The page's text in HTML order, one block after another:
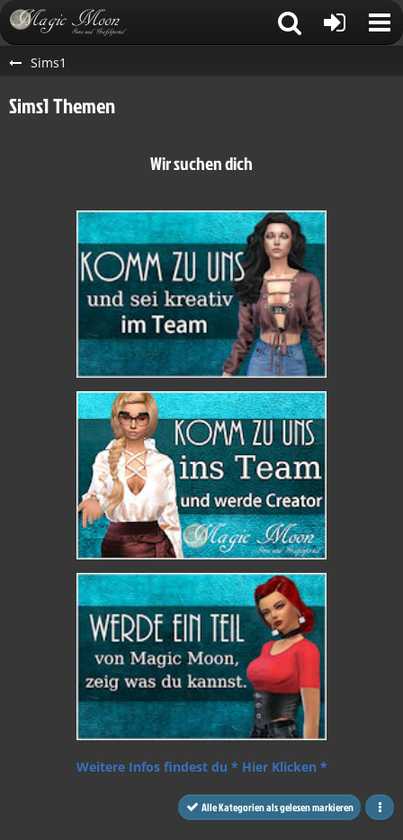
Sims1
Sims1 Themen
Wir suchen dich
Weitere Infos findest du * Hier Klicken *
Alle Kategorien als gelesen markieren